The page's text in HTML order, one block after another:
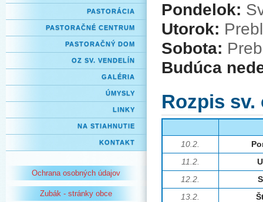
PASTORÁCIA
PASTORAČNÉ CENTRUM
PASTORAČNÝ DOM
OZ SV. VENDELÍN
GALÉRIA
ÚMYSLY
LINKY
NA STIAHNUTIE
KONTAKT
Ochrana osobných údajov
Zubák - stránky obce
Pondelok:
Utorok:
Sobota:
Budúca
Rozpis sv.
10.2.
11.2.
12.2.
13.2.